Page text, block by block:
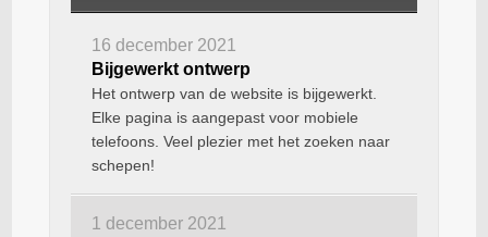
16 december 2021
Bijgewerkt ontwerp
Het ontwerp van de website is bijgewerkt.
Elke pagina is aangepast voor mobiele
telefoons. Veel plezier met het zoeken naar
schepen!
1 december 2021